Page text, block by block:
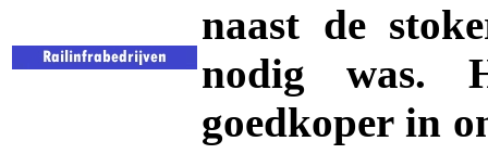
naast de
nodig was.
goedkoper in